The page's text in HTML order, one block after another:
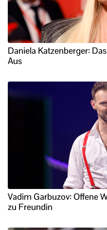
Daniela Katzenberger:
Aus
Vadim Garbuzov: Offene
zu Freundin